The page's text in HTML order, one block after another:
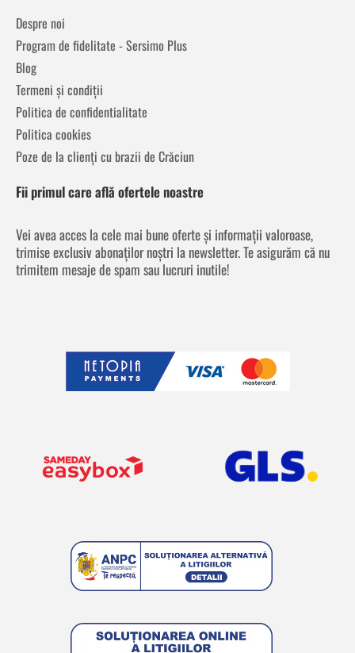
Despre noi
Program de fidelitate - Sersimo Plus
Blog
Termeni și condiții
Politica de confidentialitate
Politica cookies
Poze de la clienți cu brazii de Crăciun
Fii primul care află ofertele noastre
Vei avea acces la cele mai bune oferte și informații valoroase,
trimise exclusiv abonaților noștri la newsletter. Te asigurăm că nu
trimitem mesaje de spam sau lucruri inutile!